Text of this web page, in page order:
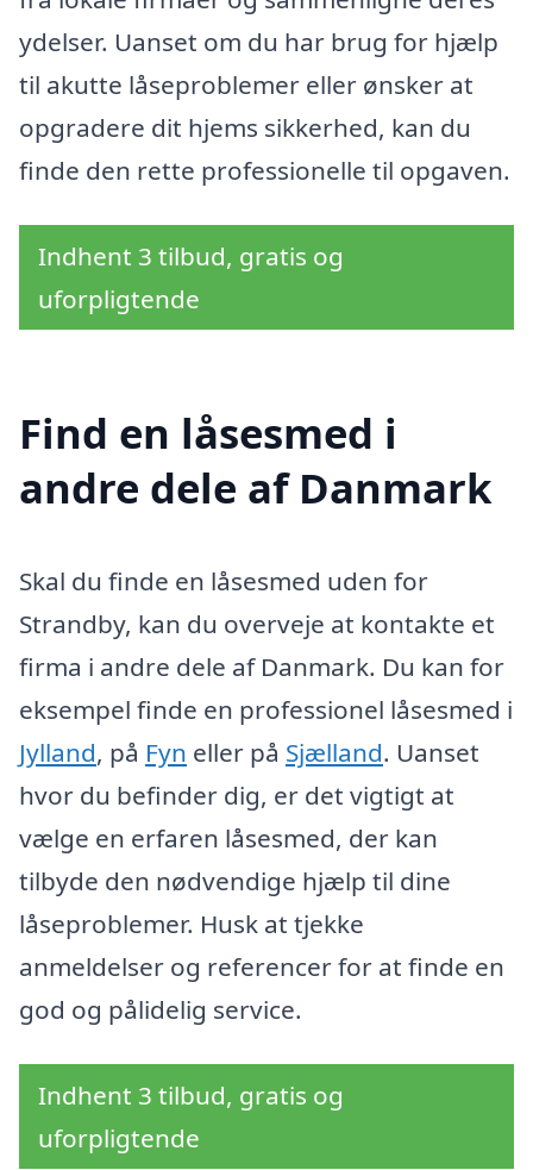
ydelser. Uanset om du har brug for hjælp
til akutte låseproblemer eller ønsker at
opgradere dit hjems sikkerhed, kan du
finde den rette professionelle til opgaven.
Indhent 3 tilbud, gratis og
uforpligtende
Find en låsesmed i
andre dele af Danmark
Skal du finde en låsesmed uden for
Strandby, kan du overveje at kontakte et
firma i andre dele af Danmark. Du kan for
eksempel finde en professionel låsesmed i
Jylland, på Fyn eller på Sjælland. Uanset
hvor du befinder dig, er det vigtigt at
vælge en erfaren låsesmed, der kan
tilbyde den nødvendige hjælp til dine
låseproblemer. Husk at tjekke
anmeldelser og referencer for at finde en
god og pålidelig service.
Indhent 3 tilbud, gratis og
uforpligtende